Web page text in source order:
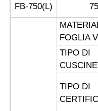
interruttore
Glandole di cavi a
spina ed incavo
FB-750(L)
FOGLIA
TIPO DI
TIPO DI